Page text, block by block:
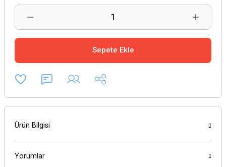
Sepete Ekle
Ürün Bilgisi
Yorumlar